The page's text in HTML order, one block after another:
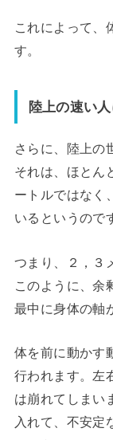
これによって、
す。
陸上の速い
さらに、陸上の
それは、ほとん
ートルではなく
いるというので
つまり、２，３
このように、余
最中に身体の軸
体を前に動かす
行われます。左
は崩れてしまい
入れて、不安定